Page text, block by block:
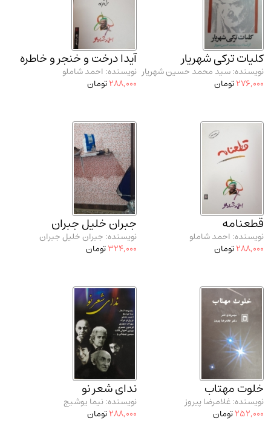
مدرسان شریف و انتشارت ارشد کتاب‌های..
دانشگاه پیامـ نور
کلیات ترکی شهریار
نویسنده: سید محمد حسین شهریار
276,000تومان
آیدا درخت و خنجر و خاطره
نویسنده: احمد شاملو
288,000تومان
قطعنامه
نویسنده: احمد شاملو
288,000تومان
جبران خلیل جبران
نویسنده: جبران خلیل جبران
324,000تومان
خلوت مهتاب
نویسنده: غلامرضا پیروز
252,000تومان
ندای شعر نو
نویسنده: نیما یوشیج
288,000تومان